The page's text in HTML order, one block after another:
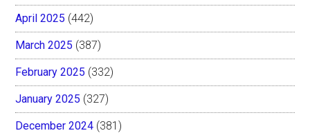
April 2025 (442)
March 2025 (387)
February 2025 (332)
January 2025 (327)
December 2024 (381)